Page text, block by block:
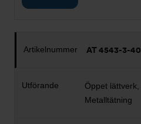
AT 4543-3-40
Öppet lättverk,
Metalltätning